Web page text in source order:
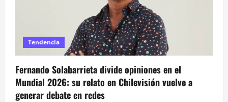
Tendencia
Fernando Solabarrieta divide opiniones en el
Mundial 2026: su relato en Chilevisión vuelve a
generar debate en redes